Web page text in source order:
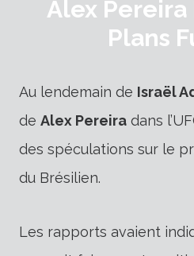
Alex Pereira
Plans
Au lendemain de Israël
de Alex Pereira dans
des spéculations sur le
du Brésilien.
Les rapports avaient